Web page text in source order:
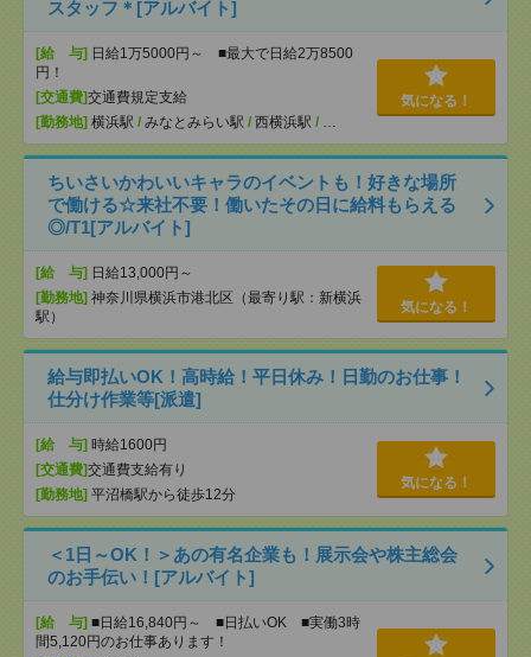
スタッフ＊[アルバイト]
[給 与] 日給1万5000円～ ■最大で日給2万8500
円！
[交通費]交通費規定支給
[勤務地] 横浜駅 / みなとみらい駅 / 西横浜駅 / …
気になる！
ちいさいかわいいキャラのイベントも！好きな場所
で働ける☆来社不要！働いたその日に給料もらえる
◎/T1[アルバイト]
[給 与] 日給13,000円～
[勤務地] 神奈川県横浜市港北区（最寄り駅：新横浜
駅）
気になる！
給与即払いOK！高時給！平日休み！日勤のお仕事！
仕分け作業等[派遣]
[給 与] 時給1600円
[交通費]交通費支給有り
[勤務地] 平沼橋駅から徒歩12分
気になる！
＜1日～OK！＞あの有名企業も！展示会や株主総会
のお手伝い！[アルバイト]
[給 与] ■日給16,840円～ ■日払いOK ■実働3時
間5,120円のお仕事あります！